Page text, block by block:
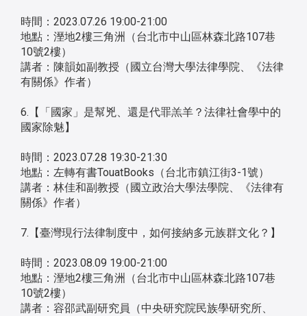
時間：2023.07.26 19:00-21:00
地點：溼地2樓三角洲（台北市中山區林森北路107巷
10號2樓）
講者：陳韻如副教授（國立台灣大學法律學院、《法律
有關係》作者）
6.【「國家」是幫兇、還是代罪羔羊？法律社會學中的
國家除魅】
時間：2023.07.28 19:30-21:30
地點：左轉有書TouatBooks（台北市鎮江街3-1號）
講者：林佳和副教授（國立政治大學法學院、《法律有
關係》作者）
7.【臺灣現行法律制度中，如何接納多元族群文化？】
時間：2023.08.09 19:00-21:00
地點：溼地2樓三角洲（台北市中山區林森北路107巷
10號2樓）
講者：容邵武副研究員（中央研究院民族學研究所、